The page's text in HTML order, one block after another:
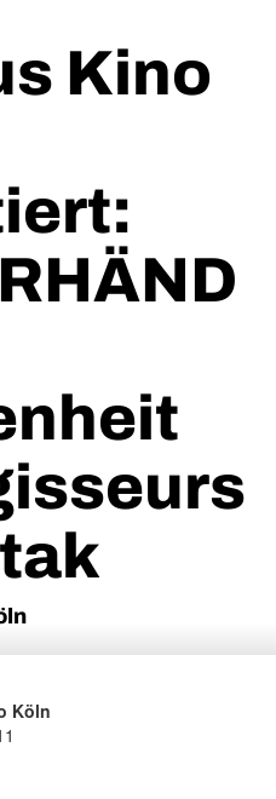
Kino
Köln